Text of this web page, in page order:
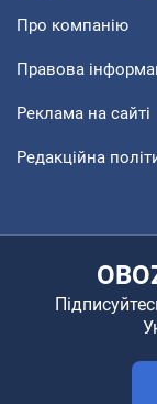
Про компанію
Правова
Реклама на сайті
Редакційна